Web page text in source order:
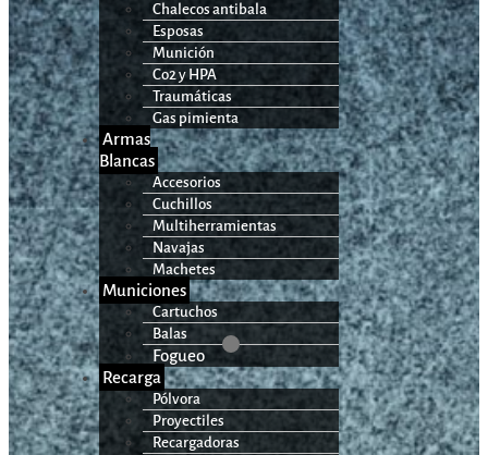
Chalecos antibala
Esposas
Munición
Co2 y HPA
Traumáticas
Gas pimienta
Armas
Blancas
Accesorios
Cuchillos
Multiherramientas
Navajas
Machetes
Municiones
Cartuchos
Balas
Fogueo
Recarga
Pólvora
Proyectiles
Recargadoras